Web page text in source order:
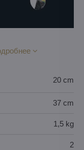
20 cm
37 cm
1,5 kg
2